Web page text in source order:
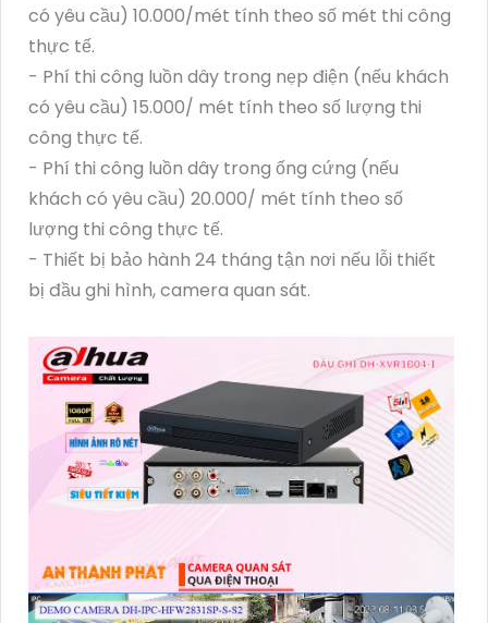
có yêu cầu) 10.000/mét tính theo số mét thi công
thực tế.
- Phí thi công luồn dây trong nẹp điện (nếu khách
có yêu cầu) 15.000/ mét tính theo số lượng thi
công thực tế.
- Phí thi công luồn dây trong ống cứng (nếu
khách có yêu cầu) 20.000/ mét tính theo số
lượng thi công thực tế.
- Thiết bị bảo hành 24 tháng tận nơi nếu lỗi thiết
bị đầu ghi hình, camera quan sát.